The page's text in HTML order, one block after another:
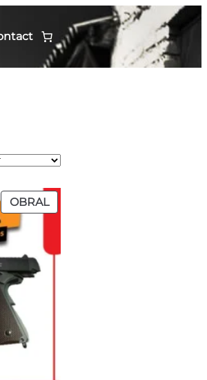
OBRALPRODUK
DENGAN